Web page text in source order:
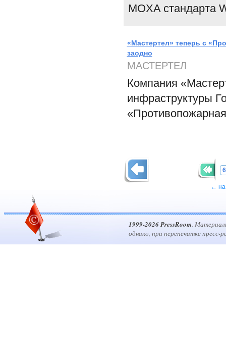
MOXA стандарта
«Мастертел» теперь с
заодно
МАСТЕРТЕЛ
Компания
инфраструктуры
← на
1999-2026 PressRoom.
однако, при перепечатке пресс-